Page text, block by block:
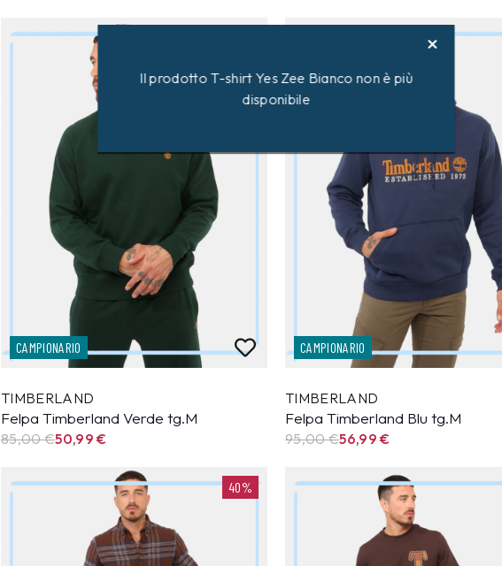
CAMPIONARIO
TIMBERLAND
Felpa Timberland Verde tg.M
85,00 €50,99€
CAMPIONARIO
TIMBERLAND
Felpa Timberland Blu tg.M
95,00 €56,99€
40%
Il prodotto T-shirt Yes Zee Bianco non è più
disponibile